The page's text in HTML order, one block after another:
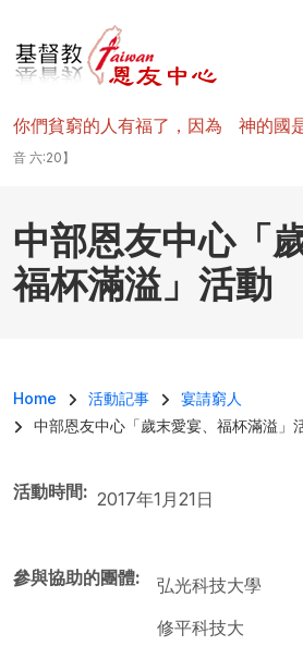
你們貧窮的人有福了，因為 神的國
音 六:20】
中部恩友中心「
福杯滿溢」活動
導航連結
Home 活動記事
宴請窮人
中部恩友中心「歲末愛宴、福杯滿溢」
活動時間 2017年1月21日
參與協助的團體
弘光科技大學
修平科技大